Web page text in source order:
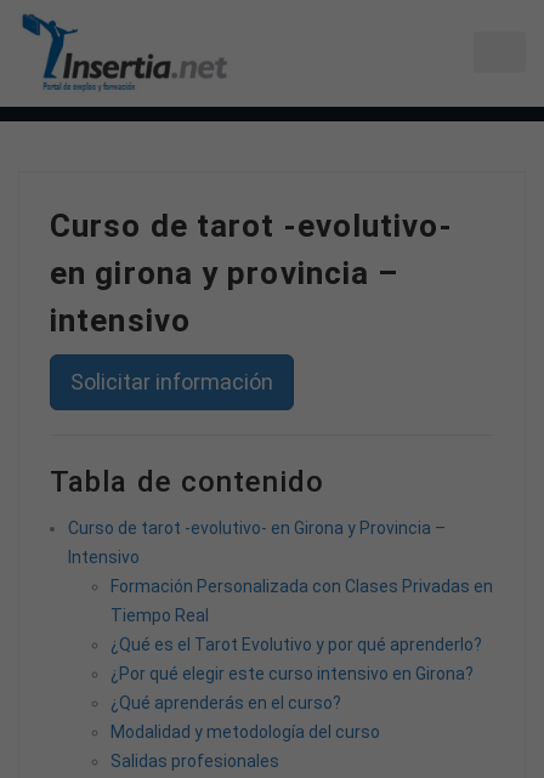
Curso de tarot -evolutivo-
en girona y provincia –
intensivo
Solicitar información
Tabla de contenido
Curso de tarot -evolutivo- en Girona y Provincia –
Intensivo
Formación Personalizada con Clases Privadas en
Tiempo Real
¿Qué es el Tarot Evolutivo y por qué aprenderlo?
¿Por qué elegir este curso intensivo en Girona?
¿Qué aprenderás en el curso?
Modalidad y metodología del curso
Salidas profesionales